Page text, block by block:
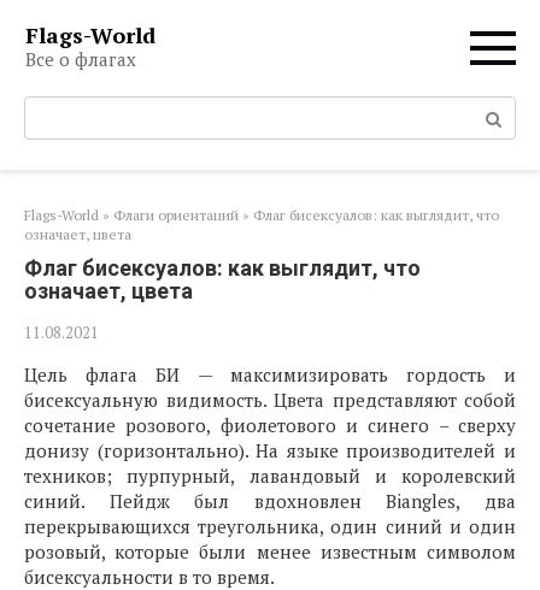
контенту
Flags-World
Все о флагах
Поиск:
Flags-World » Флаги ориентаций » Флаг бисексуалов: как выглядит, что
означает, цвета
Флаг бисексуалов: как выглядит, что
означает, цвета
11.08.2021
Цель флага БИ — максимизировать гордость и
бисексуальную видимость. Цвета представляют собой
сочетание розового, фиолетового и синего – сверху
донизу (горизонтально). На языке производителей и
техников; пурпурный, лавандовый и королевский
синий. Пейдж был вдохновлен Biangles, два
перекрывающихся треугольника, один синий и один
розовый, которые были менее известным символом
бисексуальности в то время.